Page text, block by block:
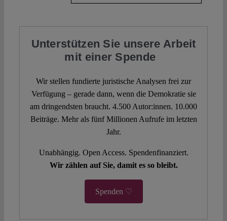
Unterstützen Sie unsere Arbeit
mit einer Spende
Wir stellen fundierte juristische Analysen frei zur
Verfügung – gerade dann, wenn die Demokratie sie
am dringendsten braucht. 4.500 Autor:innen. 10.000
Beiträge. Mehr als fünf Millionen Aufrufe im letzten
Jahr.
Unabhängig. Open Access. Spendenfinanziert.
Wir zählen auf Sie, damit es so bleibt.
Spenden ♡